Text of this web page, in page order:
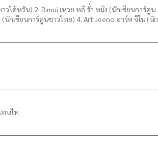
วไต้หวัน) 2. Rimui เหวย หลี รั่ว หมิง (นักเขียนการ์ตูน
กเขียนการ์ตูนชาวไทย) 4. Art Jeeno อาร์ต จีโน (นัก
ทนไท